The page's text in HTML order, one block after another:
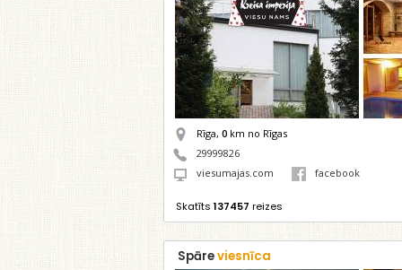
Rīga, 0 km no Rīgas
29999826
viesumajas.com
facebook
Skatīts 137457 reizes
Spāreviesnīca